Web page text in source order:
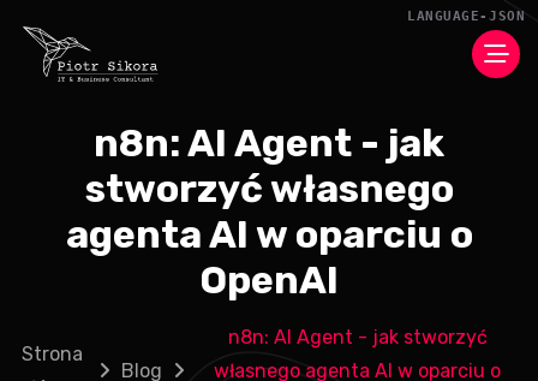
n8n: AI Agent - jak
stworzyć własnego
agenta AI w oparciu o
OpenAI
Strona
Blog
n8n: AI Agent - jak stworzyć
własnego agenta AI w oparciu o